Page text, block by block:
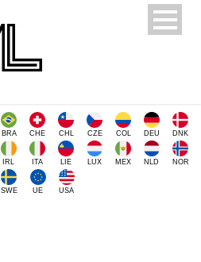
BRA CHE CHL CZE COL DEU DNK
IRL ITA LIE LUX MEX NLD NOR
SWE UE USA